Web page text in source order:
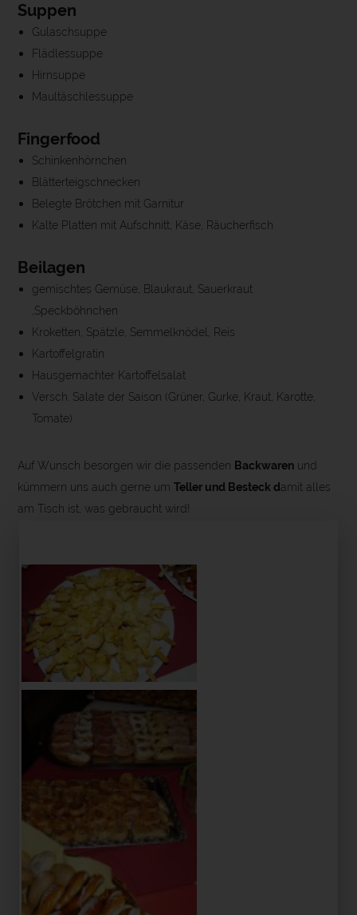
Suppen
Gulaschsuppe
Flädlessuppe
Hirnsuppe
Maultäschlessuppe
Fingerfood
Schinkenhörnchen
Blätterteigschnecken
Belegte Brötchen mit Garnitur
Kalte Platten mit Aufschnitt, Käse, Räucherfisch
Beilagen
gemischtes Gemüse, Blaukraut, Sauerkraut
,Speckböhnchen
Kroketten, Spätzle, Semmelknödel, Reis
Kartoffelgratin
Hausgemachter Kartoffelsalat
Versch. Salate der Saison (Grüner, Gurke, Kraut, Karotte,
Tomate)
Auf Wunsch besorgen wir die passenden Backwaren und
kümmern uns auch gerne um Teller und Besteck damit alles
am Tisch ist, was gebraucht wird!